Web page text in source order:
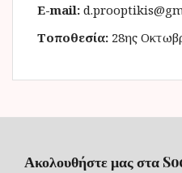
E-mail:
Τοποθεσία: 28ης
Ακολουθήστε μας στα